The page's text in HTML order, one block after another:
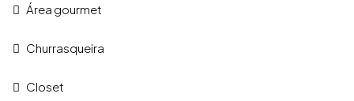
Área gourmet
Churrasqueira
Closet